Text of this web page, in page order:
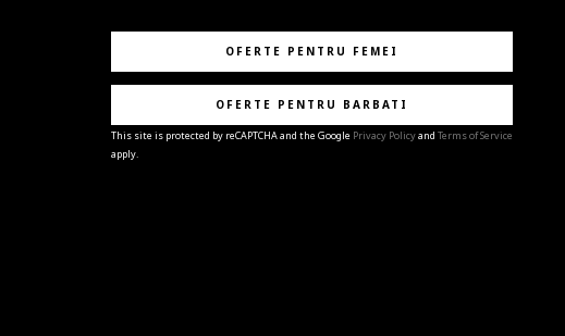
OFERTE PENTRU FEMEI
OFERTE PENTRU BARBATI
This site is protected by reCAPTCHA and the Google Privacy Policyand Terms of Service
apply.